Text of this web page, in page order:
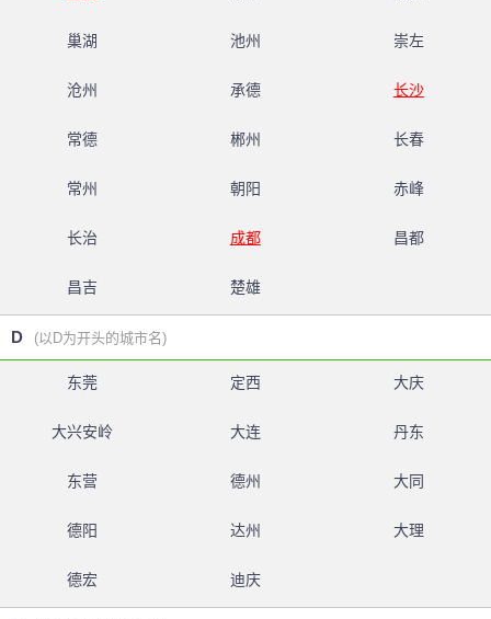
巢湖 池州 崇左
沧州 承德 长沙
常德 郴州 长春
常州 朝阳 赤峰
长治 成都 昌都
昌吉 楚雄
D (以D为开头的城市名)
东莞 定西 大庆
大兴安岭 大连 丹东
东营 德州 大同
德阳 达州 大理
德宏 迪庆